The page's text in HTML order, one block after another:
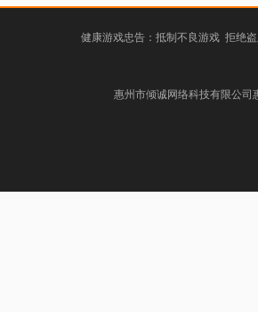
健康游戏忠告：抵制不良游戏 拒绝
惠州市倾诚网络科技有限公司